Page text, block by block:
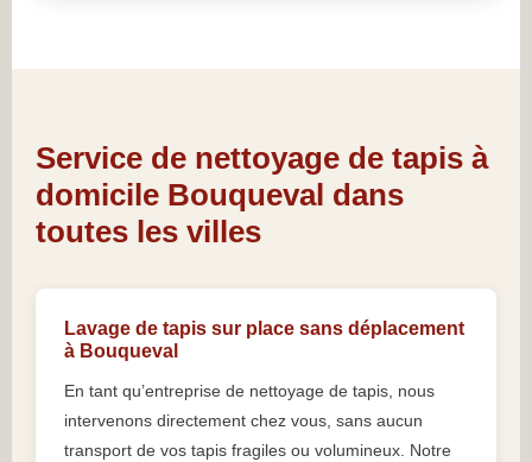
Service de nettoyage de tapis à
domicile Bouqueval dans
toutes les villes
Lavage de tapis sur place sans déplacement
à Bouqueval
En tant qu’entreprise de nettoyage de tapis, nous
intervenons directement chez vous, sans aucun
transport de vos tapis fragiles ou volumineux. Notre